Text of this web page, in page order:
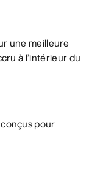
une meilleure
à l’intérieur du
pour